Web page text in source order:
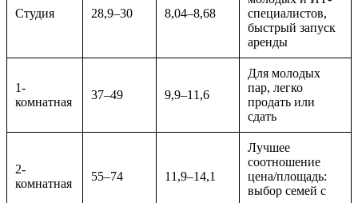
Студия 28,9–30 8,04–8,68
специалистов,
быстрый запуск
аренды
1-
комнатная
37–49 9,9–11,6
Для молодых
пар, легко
продать или
сдать
2-
комнатная
55–74 11,9–14,1
Лучшее
соотношение
цена/площадь:
выбор семей с